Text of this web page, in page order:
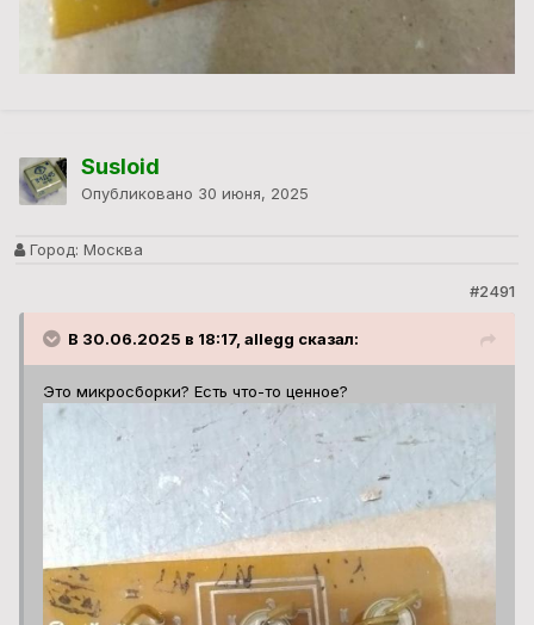
Susloid
Опубликовано 30 июня, 2025
Город: Москва
#2491
В 30.06.2025 в 18:17, allegg сказал:
Это микросборки? Есть что-то ценное?